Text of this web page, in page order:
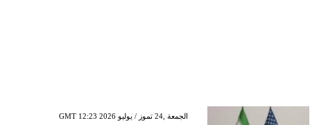
GMT 12:23 2026 الجمعة ,24 تموز / يوليو